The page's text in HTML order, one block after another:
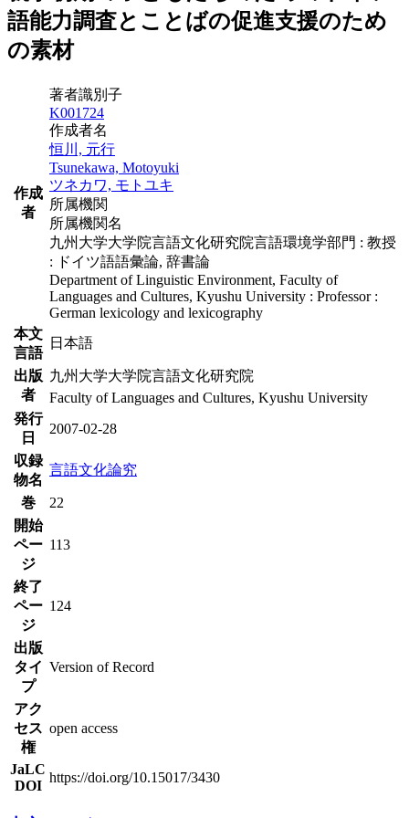
語能力調査とことばの促進支援のため
の素材
作成
者
著者識別子
K001724
作成者名
恒川, 元行
Tsunekawa, Motoyuki
ツネカワ, モトユキ
所属機関
所属機関名
九州大学大学院言語文化研究院言語環境学部門 : 教授
: ドイツ語語彙論, 辞書論
Department of Linguistic Environment, Faculty of
Languages and Cultures, Kyushu University : Professor :
German lexicology and lexicography
本文
言語
日本語
出版
者
九州大学大学院言語文化研究院
Faculty of Languages and Cultures, Kyushu University
発行
日
2007-02-28
収録
物名
言語文化論究
巻
22
開始
ペー
ジ
113
終了
ペー
ジ
124
出版
タイ
プ
Version of Record
アク
セス
権
open access
JaLC
DOI
https://doi.org/10.15017/3430